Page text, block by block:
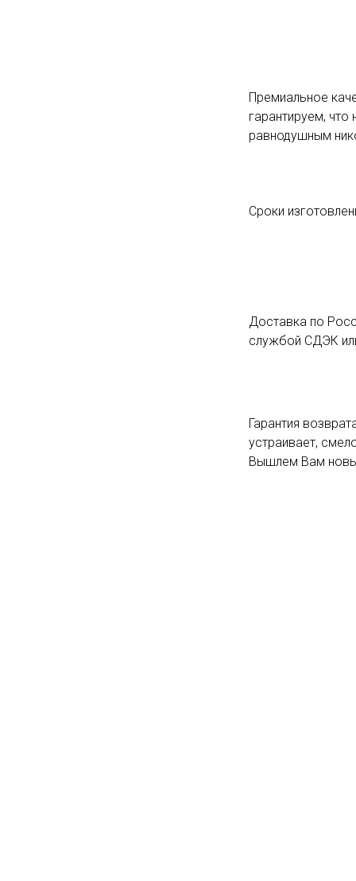
Премиальное
гарантируем,
равнодушным
Сроки
Гарантия
устраивает,
Вышлем Вам
Доставка по
службой СДЭК